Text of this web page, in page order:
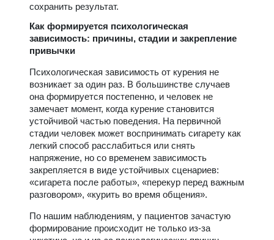
сохранить результат.
Как формируется психологическая
зависимость: причины, стадии и закрепление
привычки
Психологическая зависимость от курения не
возникает за один раз. В большинстве случаев
она формируется постепенно, и человек не
замечает момент, когда курение становится
устойчивой частью поведения. На первичной
стадии человек может воспринимать сигарету как
легкий способ расслабиться или снять
напряжение, но со временем зависимость
закрепляется в виде устойчивых сценариев:
«сигарета после работы», «перекур перед важным
разговором», «курить во время общения».
По нашим наблюдениям, у пациентов зачастую
формирование происходит не только из-за